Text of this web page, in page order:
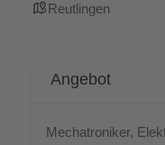
Reut­lin­gen
Ange­bot
Mecha­tro­ni­ker,